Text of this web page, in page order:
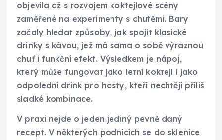
objevila až s rozvojem koktejlové scény
zaměřené na experimenty s chutěmi. Bary
začaly hledat způsoby, jak spojit klasické
drinky s kávou, jež má sama o sobě výraznou
chuť i funkční efekt. Výsledkem je nápoj,
který může fungovat jako letní koktejl i jako
odpolední drink pro hosty, kteří nechtějí příliš
sladké kombinace.
V praxi nejde o jeden jediný pevně daný
recept. V některých podnicích se do sklenice